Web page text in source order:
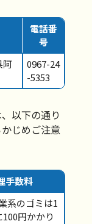
電話番
号
阿
0967-24
-5353
以下の通り
じめご注意
手数料
系のゴミは1
円かかり